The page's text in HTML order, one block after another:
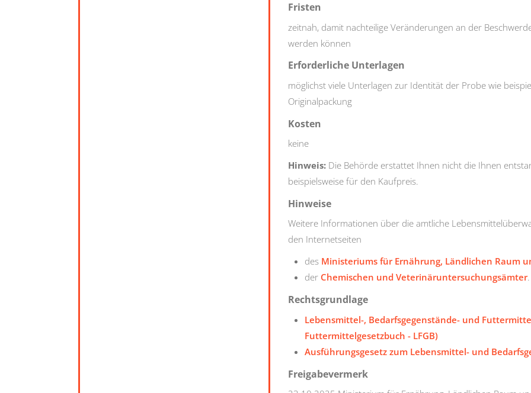
Fristen
zeitnah, damit nachteilige Veränderungen an der
werden können
Erforderliche Unterlagen
möglichst viele Unterlagen zur Identität der Probe wie
Originalpackung
Kosten
keine
Hinweis: Die Behörde erstattet Ihnen nicht die Ihnen
beispielsweise für den Kaufpreis.
Hinweise
Weitere Informationen über die amtliche
den Internetseiten
des Ministeriums für Ernährung, Ländlichen Raum
der Chemischen und Veterinäruntersuchungsämter.
Rechtsgrundlage
Lebensmittel-, Bedarfsgegenstände- und
Futtermittelgesetzbuch - LFGB)
Ausführungsgesetz zum Lebensmittel- und
Freigabevermerk